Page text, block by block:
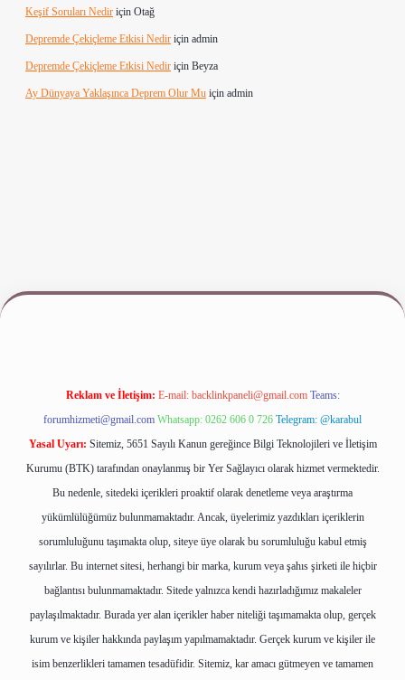
Keşif Soruları Nedir için Otağ
Depremde Çekiçleme Etkisi Nedir için admin
Depremde Çekiçleme Etkisi Nedir için Beyza
Ay Dünyaya Yaklaşınca Deprem Olur Mu için admin
www.betexper.xyz/
Reklam ve İletişim: E-mail: backlinkpaneli@gmail.com Teams:
forumhizmeti@gmail.com Whatsapp: 0262 606 0 726 Telegram: @karabul
Yasal Uyarı: Sitemiz, 5651 Sayılı Kanun gereğince Bilgi Teknolojileri ve İletişim
Kurumu (BTK) tarafından onaylanmış bir Yer Sağlayıcı olarak hizmet vermektedir.
Bu nedenle, sitedeki içerikleri proaktif olarak denetleme veya araştırma
yükümlülüğümüz bulunmamaktadır. Ancak, üyelerimiz yazdıkları içeriklerin
sorumluluğunu taşımakta olup, siteye üye olarak bu sorumluluğu kabul etmiş
sayılırlar. Bu internet sitesi, herhangi bir marka, kurum veya şahıs şirketi ile hiçbir
bağlantısı bulunmamaktadır. Sitede yalnızca kendi hazırladığımız makaleler
paylaşılmaktadır. Burada yer alan içerikler haber niteliği taşımamakta olup, gerçek
kurum ve kişiler hakkında paylaşım yapılmamaktadır. Gerçek kurum ve kişiler ile
isim benzerlikleri tamamen tesadüfidir. Sitemiz, kar amacı gütmeyen ve tamamen